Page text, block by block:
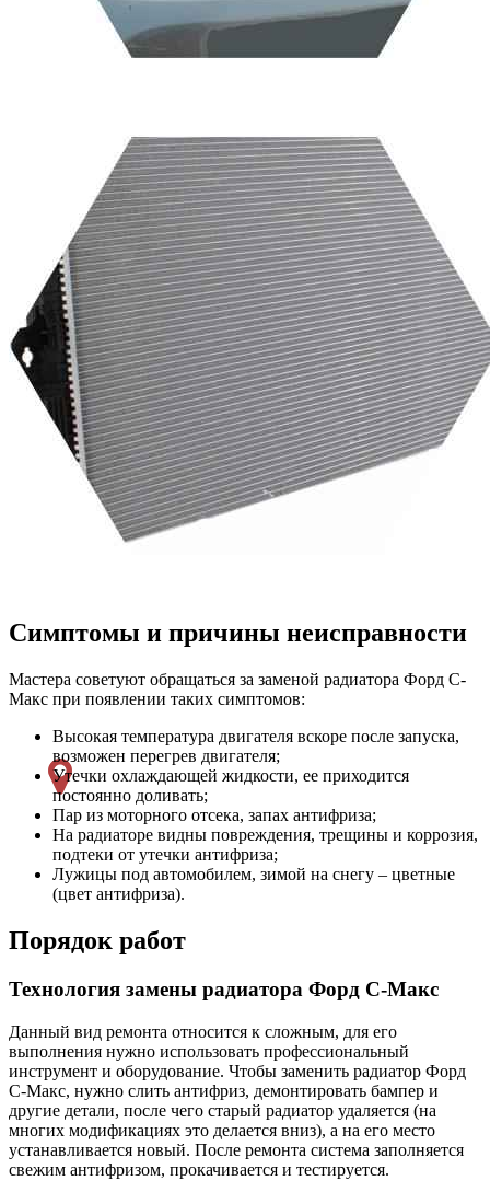
Симптомы и причины неисправности
Мастера советуют обращаться за заменой радиатора Форд С-
Макс при появлении таких симптомов:
Высокая температура двигателя вскоре после запуска,
возможен перегрев двигателя;
Утечки охлаждающей жидкости, ее приходится
постоянно доливать;
Пар из моторного отсека, запах антифриза;
На радиаторе видны повреждения, трещины и коррозия,
подтеки от утечки антифриза;
Лужицы под автомобилем, зимой на снегу – цветные
(цвет антифриза).
Порядок работ
Технология замены радиатора Форд С-Макс
Данный вид ремонта относится к сложным, для его
выполнения нужно использовать профессиональный
инструмент и оборудование. Чтобы заменить радиатор Форд
С-Макс, нужно слить антифриз, демонтировать бампер и
другие детали, после чего старый радиатор удаляется (на
многих модификациях это делается вниз), а на его место
устанавливается новый. После ремонта система заполняется
свежим антифризом, прокачивается и тестируется.